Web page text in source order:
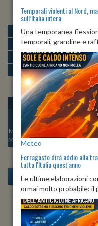
MATTINA
POMERIGGIO
SERA
NOTTE
OGGI
Min:
25°C
Max:29°C
SAB 08
Min:
Max:33°C
DOM 09
Min:26°C
Max:32°C
Previsioni del Tempo a
Temporali violenti al Nord,
sull’Italia intera
Una temporanea
temporali, grandine e
Meteo
Ferragosto dirà addio alla
tutta l'Italia quest'anno
Le ultime elaborazioni
ormai molto probabile: il